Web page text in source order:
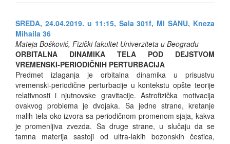
SREDA, 24.04.2019. u 11:15, Sala 301f, MI SANU, Kneza
Mihaila 36
Mateja Bošković, Fizički fakultet Univerziteta u Beogradu
ORBITALNA DINAMIKA TELA POD DEJSTVOM
VREMENSKI-PERIODIČNIH PERTURBACIJA
Predmet izlaganja je orbitalna dinamika u prisustvu
vremenski-periodične perturbacije u kontekstu opšte teorije
relativnosti i njutnovske gravitacije. Astrofizička motivacija
ovakvog problema je dvojaka. Sa jedne strane, kretanje
malih tela oko izvora sa periodičnom promenom sjaja, kakva
je promenljiva zvezda. Sa druge strane, u slučaju da se
tamna materija sastoji od ultra-lakih bozonskih čestica,